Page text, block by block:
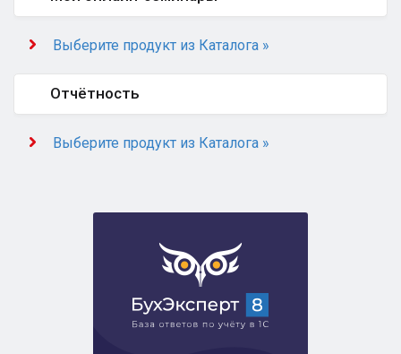
Выберите продукт из Каталога »
Отчётность
Выберите продукт из Каталога »